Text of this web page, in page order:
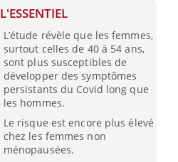
L'ESSENTIEL
L’étude révèle que les femmes,
surtout celles de 40 à 54 ans,
sont plus susceptibles de
développer des symptômes
persistants du Covid long que
les hommes.
Le risque est encore plus élevé
chez les femmes non
ménopausées.